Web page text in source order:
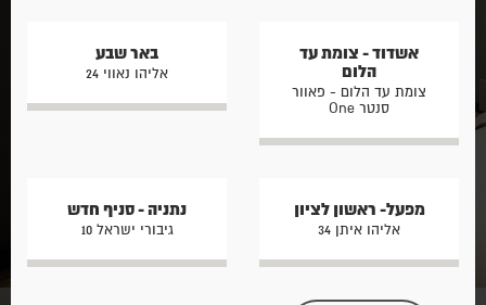
אשדוד - צומת עד
הלום
צומת עד הלום - פאוור
סנטר One
באר שבע
אליהו נאווי 24
מפעל- ראשון לציון
אליהו איתן 34
נתניה - סניף חדש
גיבורי ישראל 10